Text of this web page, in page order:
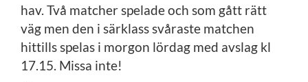
hav. Två matcher spelade och som gått rätt
väg men den i särklass svåraste matchen
hittills spelas i morgon lördag med avslag kl
17.15. Missa inte!